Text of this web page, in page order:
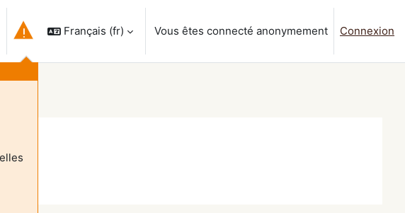
désactiver la saisie de recherche
Français ‎(fr)‎ Vous êtes connecté anonymement Connexion